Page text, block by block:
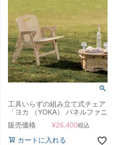
工具いらずの組み立て式チェア
「ヨカ （YOKA） パネルファニ
チャーシリーズ YOKA CHAIR
ヨカチェア」
販売価格 ¥26,400税込
カートに入れる